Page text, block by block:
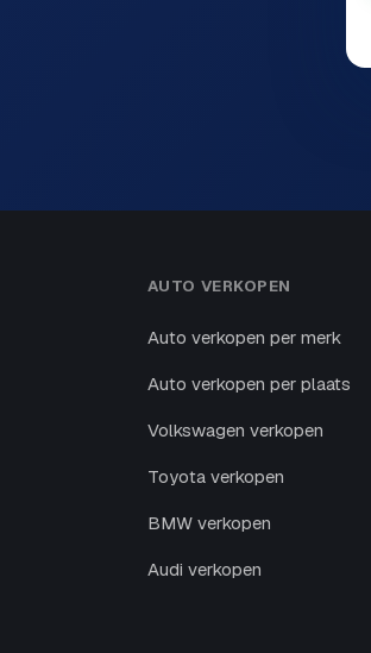
AUTO VERKOPEN
Auto verkopen per merk
Auto verkopen per plaats
Volkswagen verkopen
Toyota verkopen
BMW verkopen
Audi verkopen